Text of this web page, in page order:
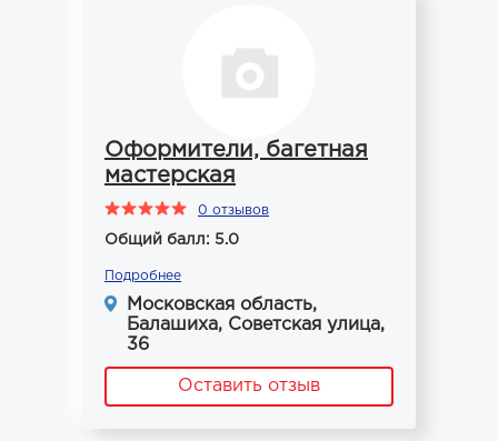
Оформители, багетная
мастерская
0 отзывов
Общий балл: 5.0
Подробнее
Московская область,
Балашиха, Советская улица,
36
Оставить отзыв